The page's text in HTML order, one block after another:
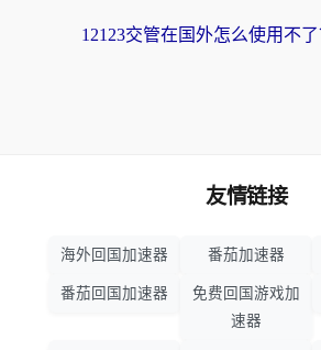
友情链接
海外回国加速器 番茄加速器
番茄回国加速器
免费回国游戏加
速器